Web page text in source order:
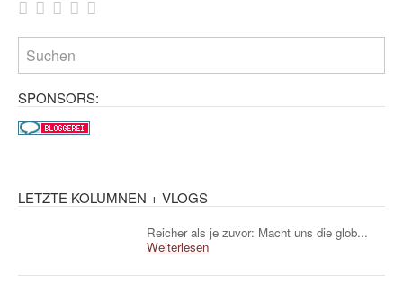
SPONSORS:
LETZTE KOLUMNEN + VLOGS
Reicher als je zuvor: Macht uns die glob...
Weiterlesen